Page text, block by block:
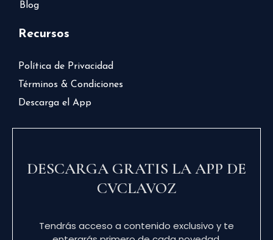
Blog
Recursos
Política de Privacidad
Términos & Condiciones
Descarga el App
DESCARGA GRATIS LA APP DE
CVCLAVOZ
Tendrás acceso a contenido exclusivo y te